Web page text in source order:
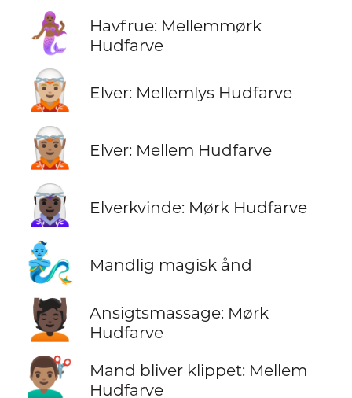
🧜🏾‍♀️
Havfrue: Mellemmørk
Hudfarve
🧝🏼 Elver: Mellemlys Hudfarve
🧝🏽 Elver: Mellem Hudfarve
🧝🏿‍♀️ Elverkvinde: Mørk Hudfarve
🧞‍♂️ Mandlig magisk ånd
💆🏿
Ansigtsmassage: Mørk
Hudfarve
💇🏽‍♂️
Mand bliver klippet: Mellem
Hudfarve